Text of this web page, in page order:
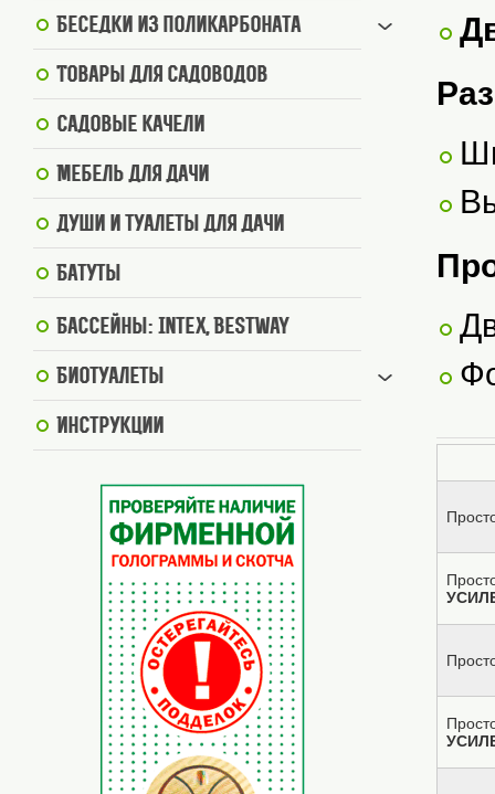
Беседки из поликарбоната
Товары для садоводов
Садовые качели
Мебель для дачи
Души и туалеты для дачи
Батуты
Бассейны: Intex, BestWay
Биотуалеты
Инструкции